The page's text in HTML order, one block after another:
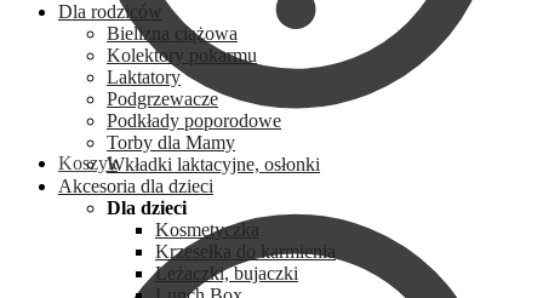
Koszyk
Dla rodziców
Bielizna ciążowa
Kolektory pokarmu
Laktatory
Podgrzewacze
Podkłady poporodowe
Torby dla Mamy
Wkładki laktacyjne, osłonki
Akcesoria dla dzieci
Dla dzieci
Kosmetyczka
Krzesełka do karmienia
Leżaczki, bujaczki